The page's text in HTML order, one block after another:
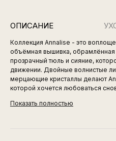
ОПИСАНИЕ
Коллекция Annalise - это
объёмная вышивка,
прозрачный тюль и сияние,
движении. Двойные волнистые
мерцающие кристаллы делают
которой хочется любоваться
Показать полностью